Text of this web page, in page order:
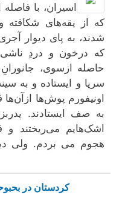
اسیران، با
که از یقه‌های شکافته
شدند، به پای دیوار
که درخون و دردِ
حاصله ازسوی،
سرپا و ایستاده و به
اونیفورم پوش‌ها
به صف ایستادند.
اشک‌هایم می‌ریختند
هجوم می بردم. ولی
کردستان در